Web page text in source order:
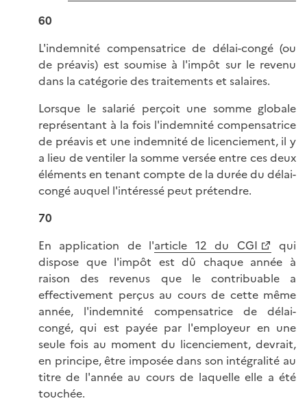
60
L'indemnité compensatrice de délai-congé (ou
de préavis) est soumise à l'impôt sur le revenu
dans la catégorie des traitements et salaires.
Lorsque le salarié perçoit une somme globale
représentant à la fois l'indemnité compensatrice
de préavis et une indemnité de licenciement, il y
a lieu de ventiler la somme versée entre ces deux
éléments en tenant compte de la durée du délai-
congé auquel l'intéressé peut prétendre.
70
En application de l'article 12 du CGI
qui
dispose que l'impôt est dû chaque année à
raison des revenus que le contribuable a
effectivement perçus au cours de cette même
année, l'indemnité compensatrice de délai-
congé, qui est payée par l'employeur en une
seule fois au moment du licenciement, devrait,
en principe, être imposée dans son intégralité au
titre de l'année au cours de laquelle elle a été
touchée.